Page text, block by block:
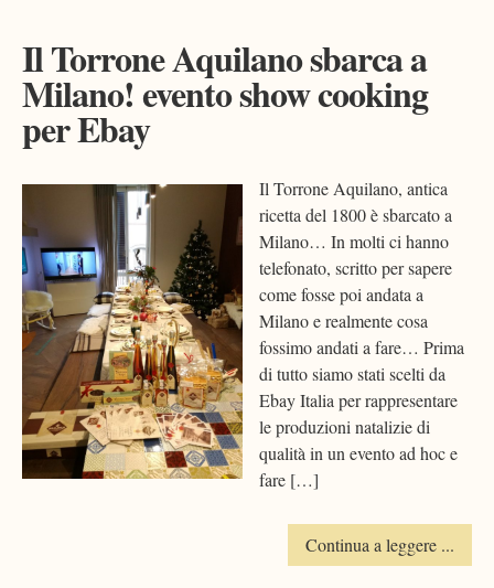
Il Torrone Aquilano sbarca a
Milano! evento show cooking
per Ebay
Il Torrone Aquilano, antica
ricetta del 1800 è sbarcato a
Milano… In molti ci hanno
telefonato, scritto per sapere
come fosse poi andata a
Milano e realmente cosa
fossimo andati a fare… Prima
di tutto siamo stati scelti da
Ebay Italia per rappresentare
le produzioni natalizie di
qualità in un evento ad hoc e
fare […]
Continua a leggere ...